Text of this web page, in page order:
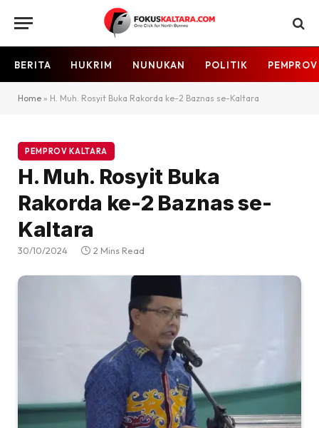
BERITA HUKRIM NUNUKAN POLITIK
Home » H. Muh. Rosyit Buka Rakorda ke-2 Baznas se-Kaltara
PEMPROV KALTARA
H. Muh. Rosyit Buka
Rakorda ke-2 Baznas se-
Kaltara
30/10/2024 2 Mins Read